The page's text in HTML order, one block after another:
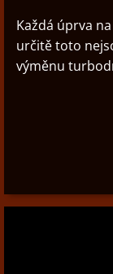
Každá úprva
určitě toto
výměnu